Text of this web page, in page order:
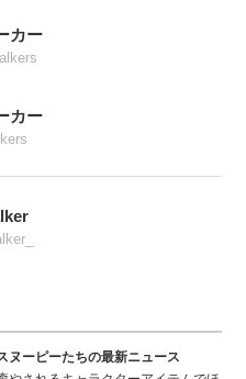
カー
カー
ヌーピーたちの最新ニュース